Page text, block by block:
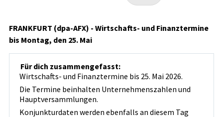
FRANKFURT (dpa-AFX) - Wirtschafts- und Finanztermine
bis Montag, den 25. Mai
Für dich zusammengefasst:
Wirtschafts- und Finanztermine bis 25. Mai 2026.
Die Termine beinhalten Unternehmenszahlen und
Hauptversammlungen.
Konjunkturdaten werden ebenfalls an diesem Tag